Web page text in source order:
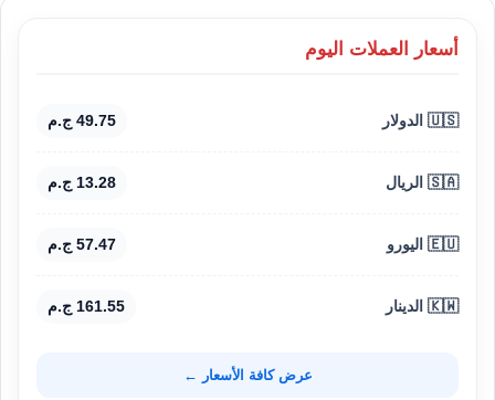
أسعار العملات اليوم
🇺🇸 الدولار 49.75 ج.م
🇸🇦 الريال 13.28 ج.م
🇪🇺 اليورو 57.47 ج.م
🇰🇼 الدينار 161.55 ج.م
عرض كافة الأسعار ←